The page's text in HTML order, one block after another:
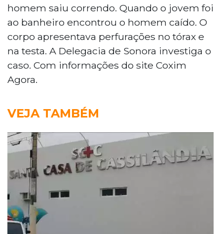
homem saiu correndo. Quando o jovem foi
ao banheiro encontrou o homem caído. O
corpo apresentava perfurações no tórax e
na testa. A Delegacia de Sonora investiga o
caso. Com informações do site Coxim
Agora.
VEJA TAMBÉM